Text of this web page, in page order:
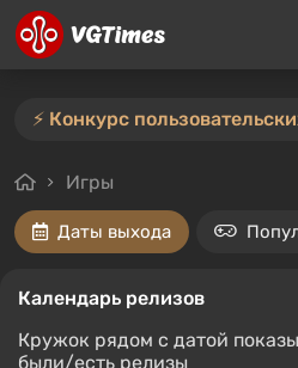
Игры
Даты выхода
Календарь релизов
Кружок рядом с датой
были/есть релизы